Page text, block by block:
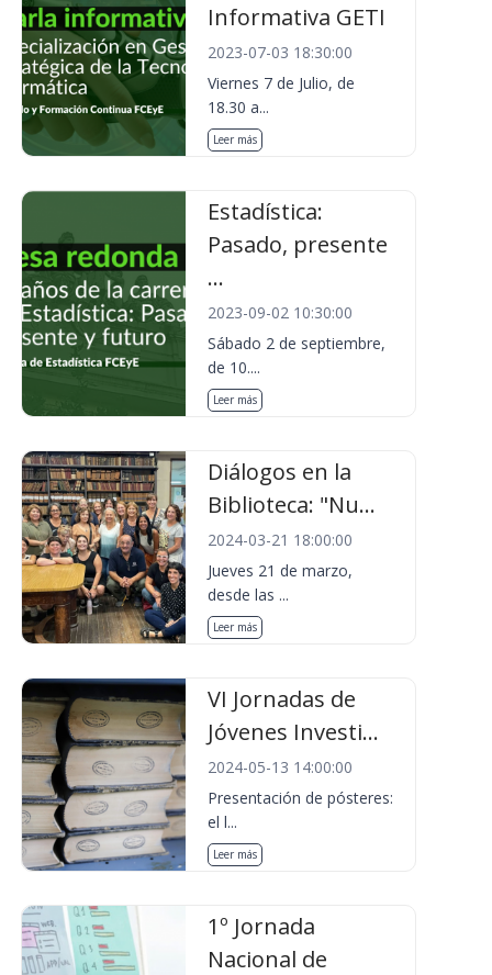
Informativa GETI
2023-07-03 18:30:00
Viernes 7 de Julio, de
18.30 a...
Leer más
Estadística:
Pasado, presente
...
2023-09-02 10:30:00
Sábado 2 de septiembre,
de 10....
Leer más
Diálogos en la
Biblioteca: "Nu...
2024-03-21 18:00:00
Jueves 21 de marzo,
desde las ...
Leer más
VI Jornadas de
Jóvenes Investi...
2024-05-13 14:00:00
Presentación de pósteres:
el l...
Leer más
1º Jornada
Nacional de